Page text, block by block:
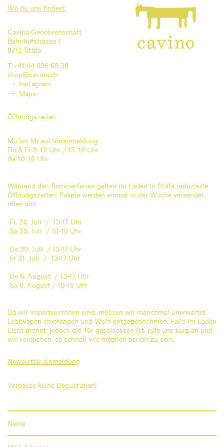
Wo du uns findest
Cavino Genossenschaft
Bahnhofstrasse 1
8712 Stäfa
T +41 44 926 69 38
shop@cavino.ch
Instagram
Maps
Öffnungszeiten
Mo bis Mi auf Voranmeldung
Do & Fr 9–12 Uhr / 13–18 Uhr
Sa 10–16 Uhr
Während den Sommerferien gelten im Laden in Stäfa reduzierte
Öffnungszeiten. Pakete werden einmal in der Woche versendet.
offen am:
Fr. 24. Juli / 13-17 Uhr
Sa 25. Juli / 10-16 Uhr
Do 30. Juli / 13-17 Uhr
Fr 31. Juli / 13-17 Uhr
Do 6. August / 13-17 Uhr
Sa 8. August / 10-16 Uhr
Da wir Importeur:innen sind, müssen wir manchmal unerwartet
Lastwagen empfangen und Wein entgegennehmen. Falls im Laden
Licht brennt, jedoch die Tür geschlossen ist, rufe uns kurz an und
wir versuchen, so schnell wie möglich bei dir zu sein.
Newsletter Anmeldung
Verpasse keine Degustation!